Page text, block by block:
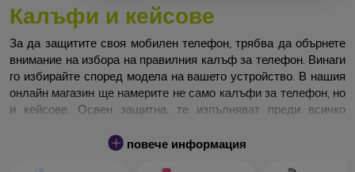
Калъфи и кейсове
За да защитите своя мобилен телефон, трябва да обърнете
внимание на избора на правилния калъф за телефон. Винаги
го избирайте според модела на вашето устройство. В нашия
онлайн магазин ще намерите не само калъфи за телефон, но
и кейсове. Освен защитна, те изпълняват преди всичко
Кейса за телефон може да бъде наречен и заден капак. Той е
повече информация